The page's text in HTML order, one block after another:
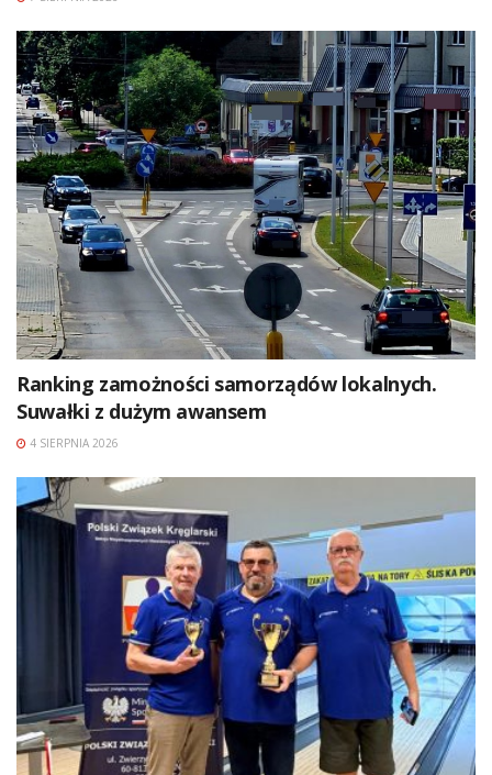
Ranking zamożności samorządów lokalnych.
Suwałki z dużym awansem
4 SIERPNIA 2026